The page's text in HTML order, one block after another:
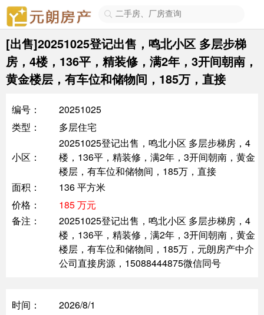

[出售]20251025登记出售，鸣北小区 多层步梯
房，4楼，136平，精装修，满2年，3开间朝南，
黄金楼层，有车位和储物间，185万，直接
编号：
20251025
类型：
多层住宅
小区：
20251025登记出售，鸣北小区 多层步梯房，4
楼，136平，精装修，满2年，3开间朝南，黄金
楼层，有车位和储物间，185万，直接
面积：
136 平方米
价格：
185 万元
备注：
20251025登记出售，鸣北小区 多层步梯房，4
楼，136平，精装修，满2年，3开间朝南，黄金
楼层，有车位和储物间，185万，元朗房产中介
公司直接房源，15088444875微信同号
时间：
2026/8/1